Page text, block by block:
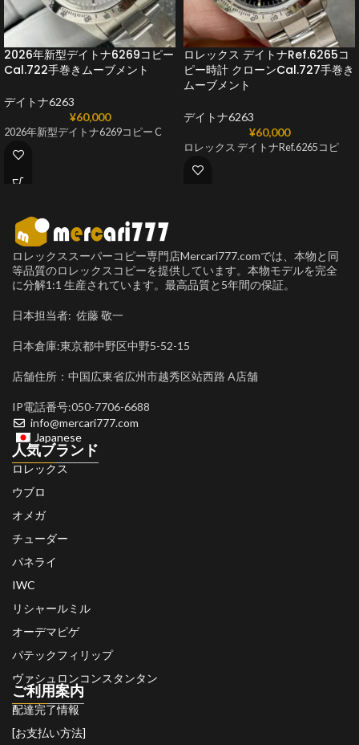
2026年新型デイトナ6269コピー
Cal.722手巻きムーブメント
デイトナ6263
¥60,000
2026年新型デイトナ6269コピー C
ロレックス デイトナRef.6265コ
ピー時計 クローンCal.727手巻き
ムーブメント
デイトナ6263
¥60,000
ロレックス デイトナRef.6265コピ
ロレックススーパーコピー専門店Mercari777.comでは、本物と同
等品質のロレックスコピーを提供しています。本物モデルを完全
に分解1:1 生産されています。最高品質と5年間の保証。
日本担当者: 佐藤 敬一
日本倉庫:東京都中野区中野5-52-15
店舗住所：中国広東省広州市越秀区站西路 A店舗
IP電話番号:050-7706-6688
info@mercari777.com
Japanese
人気ブランド
ロレックス
ウブロ
オメガ
チューダー
パネライ
IWC
リシャールミル
オーデマピゲ
パテックフィリップ
ヴァシュロンコンスタンタン
ご利用案内
配達完了情報
[お支払い方法]